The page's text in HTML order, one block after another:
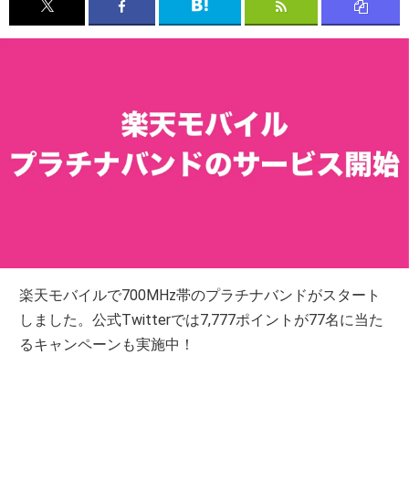
楽天モバイルで700MHz帯のプラチナバンドがスタート
しました。公式Twitterでは7,777ポイントが77名に当た
るキャンペーンも実施中！